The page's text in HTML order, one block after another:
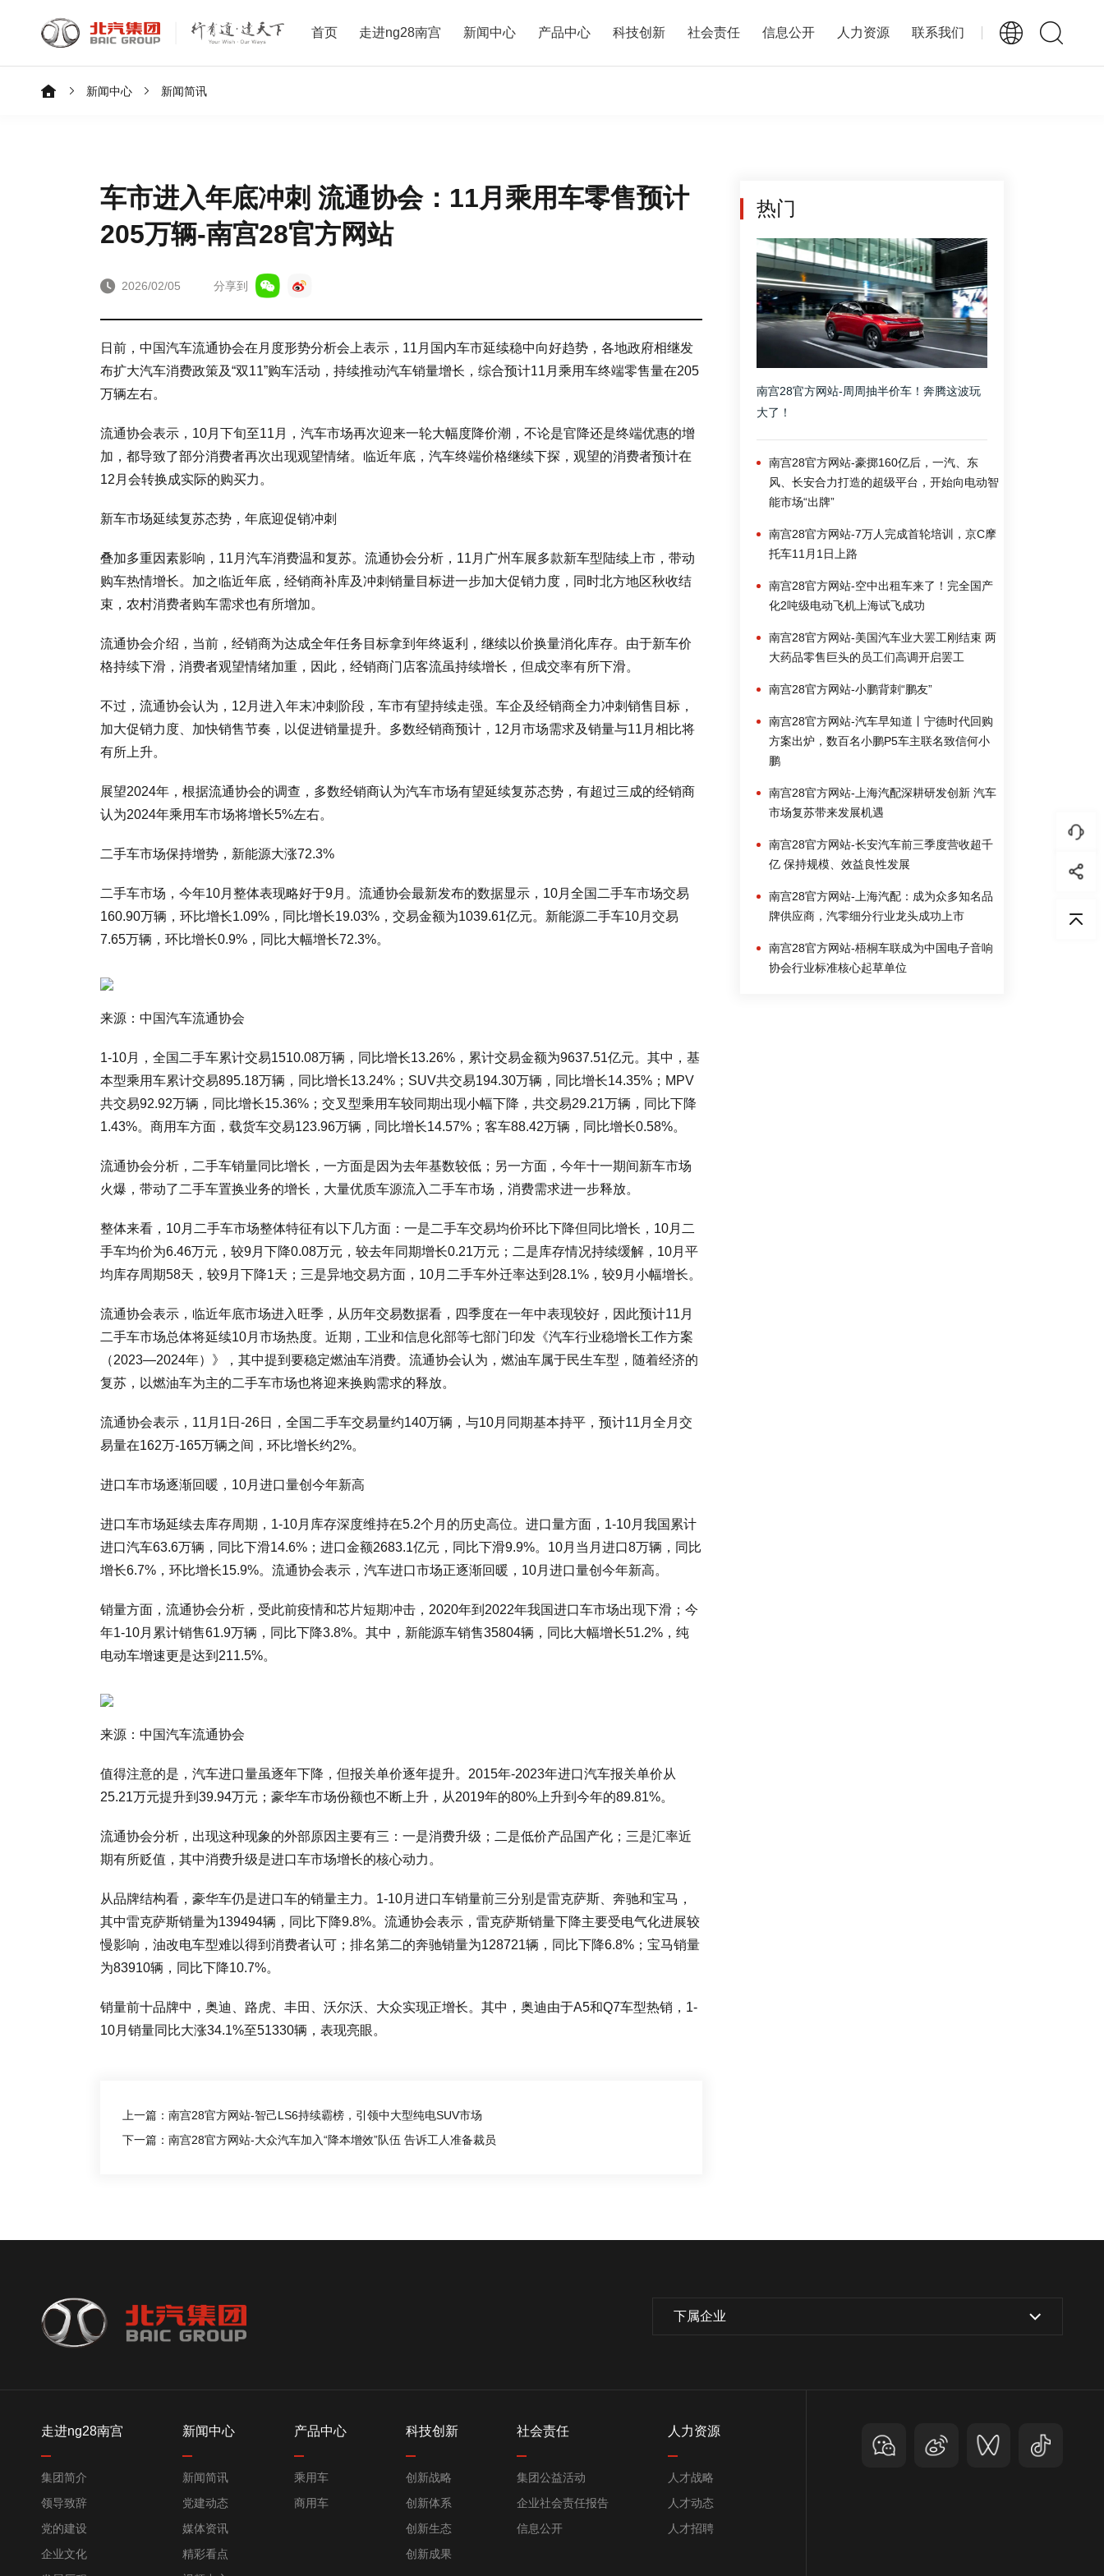
首页 走进ng28南宫 新闻中心 产品中心 科技创新 社会责任 信息公开 人力资源 联系我们
新闻中心 新闻简讯
车市进入年底冲刺 流通协会：11月乘用车零售预计
205万辆-南宫28官方网站
2026/02/05 分享到
日前，中国汽车流通协会在月度形势分析会上表示，11月国内车市延续稳中向好趋势，各地政府相继发
布扩大汽车消费政策及“双11”购车活动，持续推动汽车销量增长，综合预计11月乘用车终端零售量在205
万辆左右。
流通协会表示，10月下旬至11月，汽车市场再次迎来一轮大幅度降价潮，不论是官降还是终端优惠的增
加，都导致了部分消费者再次出现观望情绪。临近年底，汽车终端价格继续下探，观望的消费者预计在
12月会转换成实际的购买力。
新车市场延续复苏态势，年底迎促销冲刺
叠加多重因素影响，11月汽车消费温和复苏。流通协会分析，11月广州车展多款新车型陆续上市，带动
购车热情增长。加之临近年底，经销商补库及冲刺销量目标进一步加大促销力度，同时北方地区秋收结
束，农村消费者购车需求也有所增加。
流通协会介绍，当前，经销商为达成全年任务目标拿到年终返利，继续以价换量消化库存。由于新车价
格持续下滑，消费者观望情绪加重，因此，经销商门店客流虽持续增长，但成交率有所下滑。
不过，流通协会认为，12月进入年末冲刺阶段，车市有望持续走强。车企及经销商全力冲刺销售目标，
加大促销力度、加快销售节奏，以促进销量提升。多数经销商预计，12月市场需求及销量与11月相比将
有所上升。
展望2024年，根据流通协会的调查，多数经销商认为汽车市场有望延续复苏态势，有超过三成的经销商
认为2024年乘用车市场将增长5%左右。
二手车市场保持增势，新能源大涨72.3%
二手车市场，今年10月整体表现略好于9月。流通协会最新发布的数据显示，10月全国二手车市场交易
160.90万辆，环比增长1.09%，同比增长19.03%，交易金额为1039.61亿元。新能源二手车10月交易
7.65万辆，环比增长0.9%，同比大幅增长72.3%。
来源：中国汽车流通协会
1-10月，全国二手车累计交易1510.08万辆，同比增长13.26%，累计交易金额为9637.51亿元。其中，基
本型乘用车累计交易895.18万辆，同比增长13.24%；SUV共交易194.30万辆，同比增长14.35%；MPV
共交易92.92万辆，同比增长15.36%；交叉型乘用车较同期出现小幅下降，共交易29.21万辆，同比下降
1.43%。商用车方面，载货车交易123.96万辆，同比增长14.57%；客车88.42万辆，同比增长0.58%。
流通协会分析，二手车销量同比增长，一方面是因为去年基数较低；另一方面，今年十一期间新车市场
火爆，带动了二手车置换业务的增长，大量优质车源流入二手车市场，消费需求进一步释放。
整体来看，10月二手车市场整体特征有以下几方面：一是二手车交易均价环比下降但同比增长，10月二
手车均价为6.46万元，较9月下降0.08万元，较去年同期增长0.21万元；二是库存情况持续缓解，10月平
均库存周期58天，较9月下降1天；三是异地交易方面，10月二手车外迁率达到28.1%，较9月小幅增长。
流通协会表示，临近年底市场进入旺季，从历年交易数据看，四季度在一年中表现较好，因此预计11月
二手车市场总体将延续10月市场热度。近期，工业和信息化部等七部门印发《汽车行业稳增长工作方案
（2023—2024年）》，其中提到要稳定燃油车消费。流通协会认为，燃油车属于民生车型，随着经济的
复苏，以燃油车为主的二手车市场也将迎来换购需求的释放。
流通协会表示，11月1日-26日，全国二手车交易量约140万辆，与10月同期基本持平，预计11月全月交
易量在162万-165万辆之间，环比增长约2%。
进口车市场逐渐回暖，10月进口量创今年新高
进口车市场延续去库存周期，1-10月库存深度维持在5.2个月的历史高位。进口量方面，1-10月我国累计
进口汽车63.6万辆，同比下滑14.6%；进口金额2683.1亿元，同比下滑9.9%。10月当月进口8万辆，同比
增长6.7%，环比增长15.9%。流通协会表示，汽车进口市场正逐渐回暖，10月进口量创今年新高。
销量方面，流通协会分析，受此前疫情和芯片短期冲击，2020年到2022年我国进口车市场出现下滑；今
年1-10月累计销售61.9万辆，同比下降3.8%。其中，新能源车销售35804辆，同比大幅增长51.2%，纯
电动车增速更是达到211.5%。
来源：中国汽车流通协会
值得注意的是，汽车进口量虽逐年下降，但报关单价逐年提升。2015年-2023年进口汽车报关单价从
25.21万元提升到39.94万元；豪华车市场份额也不断上升，从2019年的80%上升到今年的89.81%。
流通协会分析，出现这种现象的外部原因主要有三：一是消费升级；二是低价产品国产化；三是汇率近
期有所贬值，其中消费升级是进口车市场增长的核心动力。
从品牌结构看，豪华车仍是进口车的销量主力。1-10月进口车销量前三分别是雷克萨斯、奔驰和宝马，
其中雷克萨斯销量为139494辆，同比下降9.8%。流通协会表示，雷克萨斯销量下降主要受电气化进展较
慢影响，油改电车型难以得到消费者认可；排名第二的奔驰销量为128721辆，同比下降6.8%；宝马销量
为83910辆，同比下降10.7%。
销量前十品牌中，奥迪、路虎、丰田、沃尔沃、大众实现正增长。其中，奥迪由于A5和Q7车型热销，1-
10月销量同比大涨34.1%至51330辆，表现亮眼。
上一篇：南宫28官方网站-智己LS6持续霸榜，引领中大型纯电SUV市场
下一篇：南宫28官方网站-大众汽车加入“降本增效”队伍 告诉工人准备裁员
热门
南宫28官方网站-周周抽半价车！奔腾这波玩
大了！
南宫28官方网站-豪掷160亿后，一汽、东
风、长安合力打造的超级平台，开始向电动智
能市场“出牌”
南宫28官方网站-7万人完成首轮培训，京C摩
托车11月1日上路
南宫28官方网站-空中出租车来了！完全国产
化2吨级电动飞机上海试飞成功
南宫28官方网站-美国汽车业大罢工刚结束 两
大药品零售巨头的员工们高调开启罢工
南宫28官方网站-小鹏背刺“鹏友”
南宫28官方网站-汽车早知道丨宁德时代回购
方案出炉，数百名小鹏P5车主联名致信何小
鹏
南宫28官方网站-上海汽配深耕研发创新 汽车
市场复苏带来发展机遇
南宫28官方网站-长安汽车前三季度营收超千
亿 保持规模、效益良性发展
南宫28官方网站-上海汽配：成为众多知名品
牌供应商，汽零细分行业龙头成功上市
南宫28官方网站-梧桐车联成为中国电子音响
协会行业标准核心起草单位
下属企业
走进ng28南宫
集团简介
领导致辞
党的建设
企业文化
新闻中心
新闻简讯
党建动态
媒体资讯
精彩看点
产品中心
乘用车
商用车
科技创新
创新战略
创新体系
创新生态
创新成果
社会责任
集团公益活动
企业社会责任报告
信息公开
人力资源
人才战略
人才动态
人才招聘